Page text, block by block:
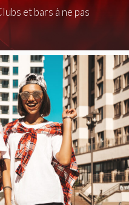
et bars à ne pas